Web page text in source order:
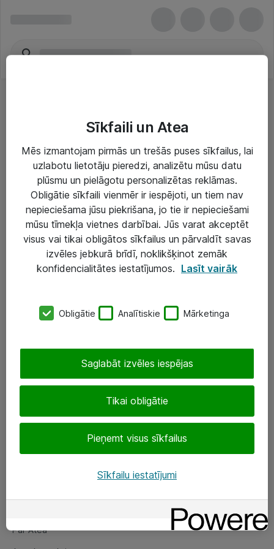
Risinājumi & Pakalpojumi
IT serviss un atbalsts
IT infrastruktūra
Darba vietu IT risinājumi
Serveri un datu centri
SIA „ATEA”
eShop@atea.lv
Sekojiet mums
Par Atea
Par Atea
Sīkfaili un Atea
Mēs izmantojam pirmās un trešās puses sīkfailus, lai
uzlabotu lietotāju pieredzi, analizētu mūsu datu
plūsmu un pielāgotu personalizētas reklāmas.
Obligātie sīkfaili vienmēr ir iespējoti, un tiem nav
nepieciešama jūsu piekrišana, jo tie ir nepieciešami
mūsu tīmekļa vietnes darbībai. Jūs varat akceptēt
visus vai tikai obligātos sīkfailus un pārvaldīt savas
izvēles jebkurā brīdī, noklikšķinot zemāk
konfidencialitātes iestatījumos. Lasīt vairāk
Obligātie Analītiskie Mārketinga
Tikai obligātie
Pieņemt visus sīkfailus
Saglabāt izvēles iespējas
Sīkfailu iestatījumi